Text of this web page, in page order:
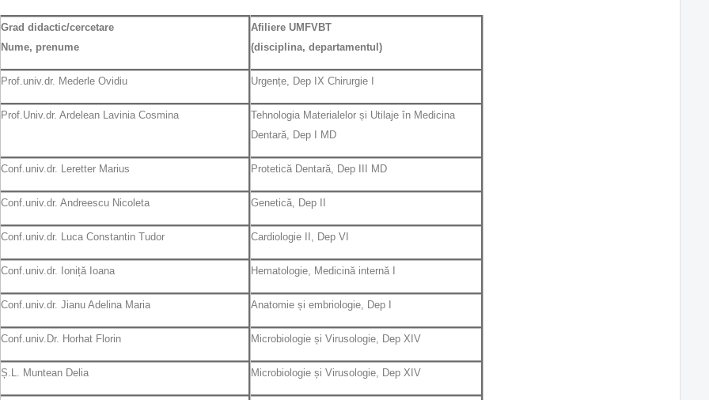
Grad didactic/cercetare
Nume, prenume
Afiliere UMFVBT
(disciplina, departamentul)
Prof.univ.dr. Mederle Ovidiu Urgențe, Dep IX Chirurgie I
Prof.Univ.dr. Ardelean Lavinia Cosmina
Tehnologia Materialelor și Utilaje în Medicina
Dentară, Dep I MD
Conf.univ.dr. Leretter Marius Protetică Dentară, Dep III MD
Conf.univ.dr. Andreescu Nicoleta Genetică, Dep II
Conf.univ.dr. Luca Constantin Tudor Cardiologie II, Dep VI
Conf.univ.dr. Ioniță Ioana Hematologie, Medicină internă I
Conf.univ.dr. Jianu Adelina Maria Anatomie și embriologie, Dep I
Conf.univ.Dr. Horhat Florin Microbiologie și Virusologie, Dep XIV
Ș.L. Muntean Delia Microbiologie și Virusologie, Dep XIV